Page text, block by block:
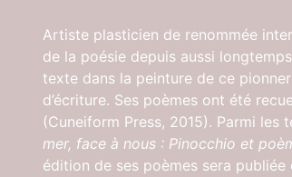
Artiste plasticien de renommée
de la poésie depuis aussi
texte dans la peinture de ce
d’écriture. Ses poèmes ont été
(Cuneiform Press, 2015). Parmi les
mer, face à nous : Pinocchio et
édition de ses poèmes sera